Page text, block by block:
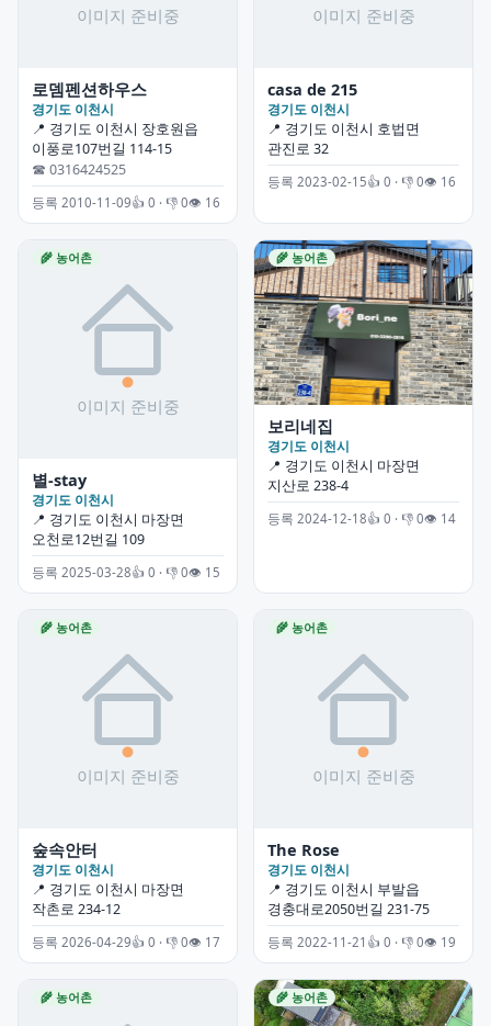
로뎀펜션하우스
경기도 이천시
📍 경기도 이천시 장호원읍
이풍로107번길 114-15
☎ 0316424525
등록 2010-11-09👍 0 · 👎 0👁 16
casa de 215
경기도 이천시
📍 경기도 이천시 호법면
관진로 32
등록 2023-02-15👍 0 · 👎 0👁 16
🌾 농어촌
별-stay
경기도 이천시
📍 경기도 이천시 마장면
오천로12번길 109
등록 2025-03-28👍 0 · 👎 0👁 15
🌾 농어촌
보리네집
경기도 이천시
📍 경기도 이천시 마장면
지산로 238-4
등록 2024-12-18👍 0 · 👎 0👁 14
🌾 농어촌
숲속안터
경기도 이천시
📍 경기도 이천시 마장면
작촌로 234-12
등록 2026-04-29👍 0 · 👎 0👁 17
🌾 농어촌
The Rose
경기도 이천시
📍 경기도 이천시 부발읍
경충대로2050번길 231-75
등록 2022-11-21 👍 0 · 👎 0👁 19
🌾 농어촌 🌾 농어촌